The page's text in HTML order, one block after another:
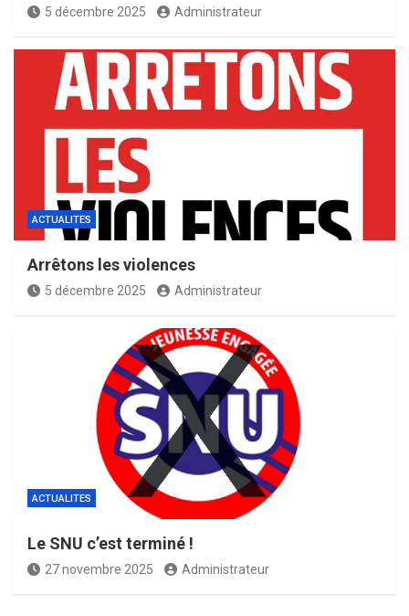
5 décembre 2025 Administrateur
ACTUALITES
Arrêtons les violences
5 décembre 2025 Administrateur
ACTUALITES
Le SNU c’est terminé !
27 novembre 2025 Administrateur